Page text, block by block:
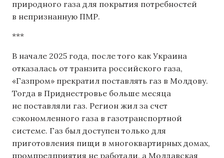
природного газа для покрытия потребностей
в непризнанную ПМР.
***
В начале 2025 года, после того как Украина
отказалась от транзита российского газа,
«Газпром» прекратил поставлять газ в Молдову.
Тогда в Приднестровье больше месяца
не поставляли газ. Регион жил за счет
сэкономленного газа в газотранспортной
системе. Газ был доступен только для
приготовления пищи в многоквартирных домах,
промпредприятия не работали, а Молдавская